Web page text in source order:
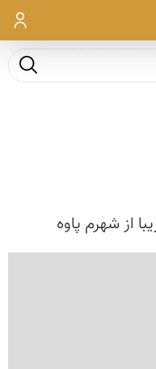
ورود
جست و
از شهرم پاوه